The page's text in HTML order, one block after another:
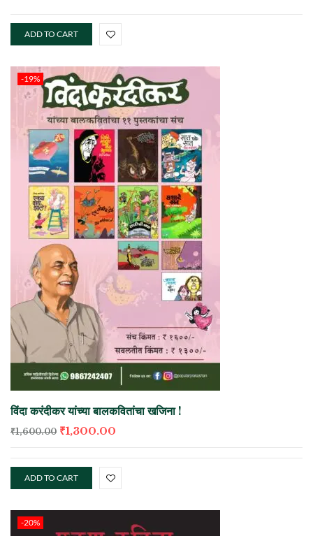
ADD TO CART
-19%
विंदा करंदीकर यांच्या बालकवितांचा खजिना !
₹1,600.00 ₹1,300.00
ADD TO CART
-20%